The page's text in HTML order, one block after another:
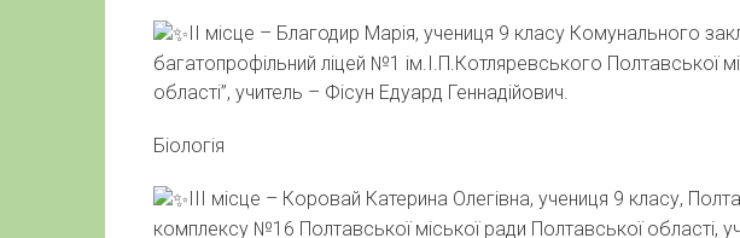
ІІ місце – Благодир Марія, учениця 9 класу Комунального
багатопрофільний ліцей №1 ім.І.П.Котляревського Полтавської
області”, учитель – Фісун Едуард Геннадійович.
Біологія
ІІІ місце – Коровай Катерина Олегівна, учениця 9 класу,
комплексу №16 Полтавської міської ради Полтавської області,